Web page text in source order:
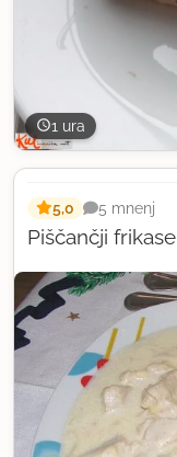
1 ura
Piščančji frikase
5,0 5 mnenj